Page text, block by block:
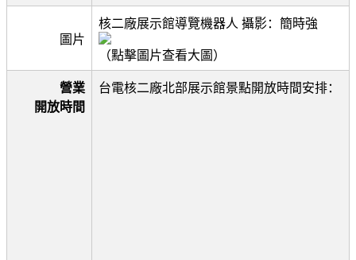
圖片
核二廠展示館導覽機器人 攝影：簡時強
（點擊圖片查看大圖）
營業
開放時間
台電核二廠北部展示館景點開放時間安排：